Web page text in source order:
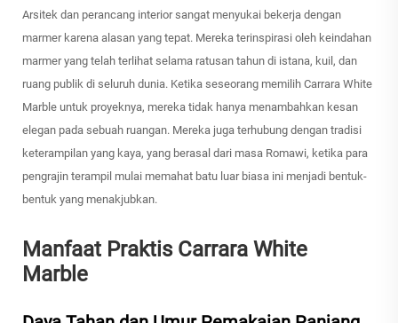
Arsitek dan perancang interior sangat menyukai bekerja dengan
marmer karena alasan yang tepat. Mereka terinspirasi oleh keindahan
marmer yang telah terlihat selama ratusan tahun di istana, kuil, dan
ruang publik di seluruh dunia. Ketika seseorang memilih Carrara White
Marble untuk proyeknya, mereka tidak hanya menambahkan kesan
elegan pada sebuah ruangan. Mereka juga terhubung dengan tradisi
keterampilan yang kaya, yang berasal dari masa Romawi, ketika para
pengrajin terampil mulai memahat batu luar biasa ini menjadi bentuk-
bentuk yang menakjubkan.
Manfaat Praktis Carrara White
Marble